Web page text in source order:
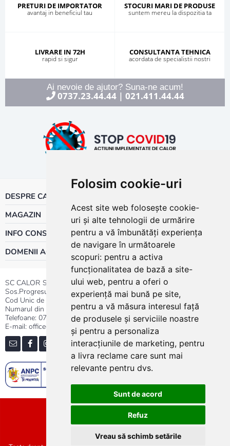
Folosim cookie-uri
Acest site web folosește cookie-
uri și alte tehnologii de urmărire
pentru a vă îmbunătăți experiența
de navigare în următoarele
scopuri: pentru a activa
funcționalitatea de bază a site-
ului web, pentru a oferi o
experiență mai bună pe site,
pentru a vă măsura interesul față
de produsele și serviciile noastre
și pentru a personaliza
interacțiunile de marketing, pentru
a livra reclame care sunt mai
relevante pentru dvs.
Sunt de acord
Refuz
Vreau să schimb setările
PRETURI DE IMPORTATOR
avantaj in beneficiul tau
STOCURI MARI DE PRODUSE
suntem mereu la dispozitia ta
LIVRARE IN 72H
rapid si sigur
CONSULTANTA TEHNICA
acordata de specialistii nostri
Ai nevoie de ajutor? Suna-ne acum!
0737.23.44.44| 021.411.44.44
DESPRE CALOR
MAGAZIN
INFO CONSUMATOR
DOMENII ACTIVITATE
SC CALOR SRL
Sos.Progresului nr.30-40, Sector 5, Bucuresti
Cod Unic de Inregistrare: RO 3004724
Numarul din Registrul Comertului:J40/13176/1991
Telefoane: 0737.23.44.44|021.411.44.44
E-mail: office@calor.ro